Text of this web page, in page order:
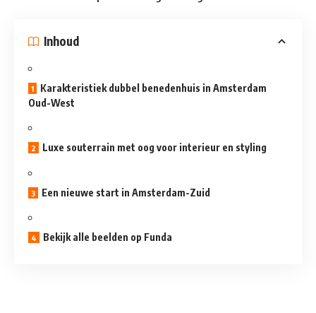
Inhoud
Karakteristiek dubbel benedenhuis in Amsterdam
Oud-West
Luxe souterrain met oog voor interieur en styling
Een nieuwe start in Amsterdam-Zuid
Bekijk alle beelden op Funda